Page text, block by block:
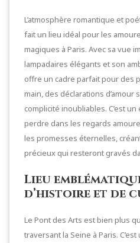
L’atmosphère romantique et
fait un lieu idéal pour les
magiques à Paris. Avec sa vue
lampadaires élégants et son
offre un cadre parfait pour des
main, des déclarations
complicité inoubliables. C’est
perdre dans les regards
les promesses éternelles,
précieux qui resteront gravés
Lieu
d’histoire et de
Le Pont des Arts est bien plus
traversant la Seine à Paris.